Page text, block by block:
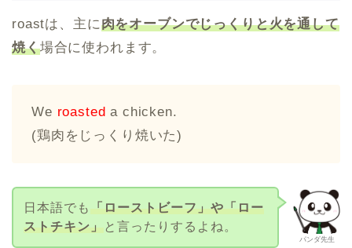
roastは、主に肉をオーブンでじっくりと火を通して
焼く場合に使われます。
We roasted a chicken.
(鶏肉をじっくり焼いた)
パンダ先生
日本語でも
「ローストビーフ」や「ロー
ストチキン」
と言ったりするよね。